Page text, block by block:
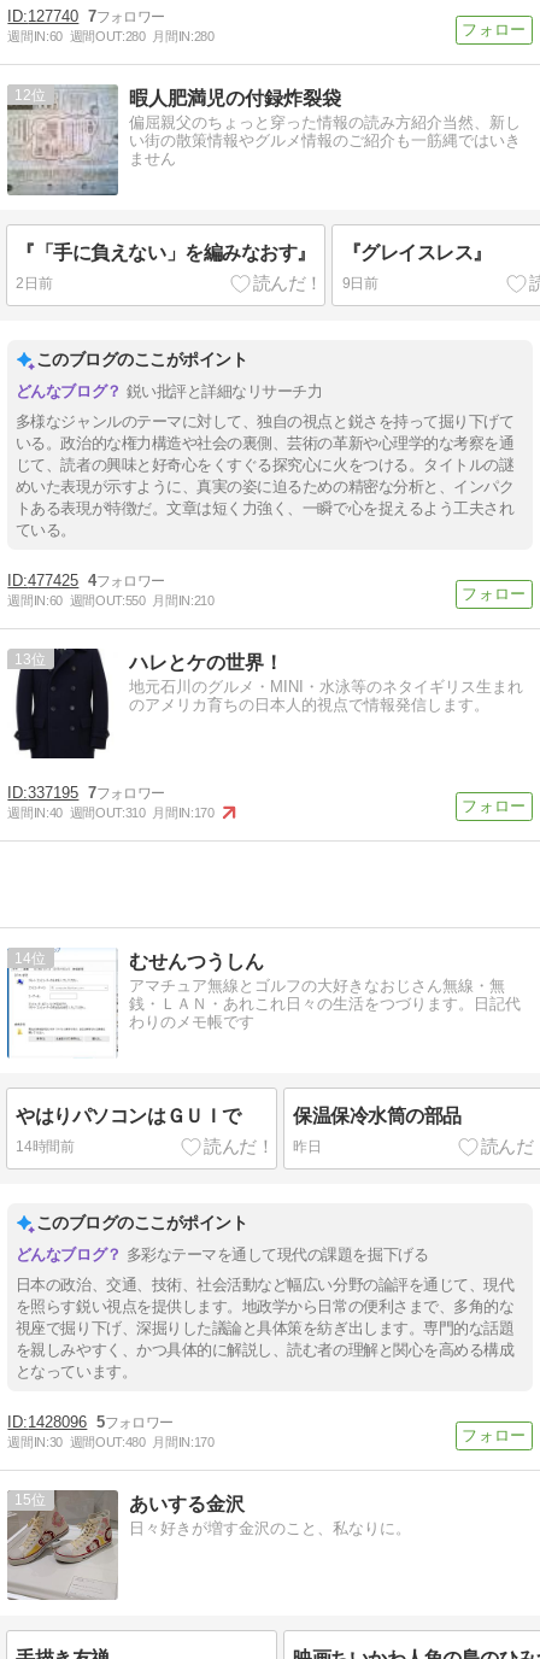
127740 7
週間IN:60 週間OUT:280 月間IN:280
12 暇人肥満児の付録炸裂袋
偏屈親父のちょっと穿った情報の読み方紹介当然、新し
い街の散策情報やグルメ情報のご紹介も一筋縄ではいき
ません
『「手に負えない」を編みなおす』
2日前
『グレイスレス』
9日前
このブログのここがポイント
鋭い批評と詳細なリサーチ力
多様なジャンルのテーマに対して、独自の視点と鋭さを持って掘り下げて
いる。政治的な権力構造や社会の裏側、芸術の革新や心理学的な考察を通
じて、読者の興味と好奇心をくすぐる探究心に火をつける。タイトルの謎
めいた表現が示すように、真実の姿に迫るための精密な分析と、インパク
トある表現が特徴だ。文章は短く力強く、一瞬で心を捉えるよう工夫され
ている。
477425 4
週間IN:60 週間OUT:550 月間IN:210
13 ハレとケの世界！
地元石川のグルメ・MINI・水泳等のネタイギリス生まれ
のアメリカ育ちの日本人的視点で情報発信します。
337195 7
週間IN:40 週間OUT:310 月間IN:170
14 むせんつうしん
アマチュア無線とゴルフの大好きなおじさん無線・無
銭・ＬＡＮ・あれこれ日々の生活をつづります。日記代
わりのメモ帳です
やはりパソコンはＧＵＩで
14時間前
保温保冷水筒の部品
昨日
このブログのここがポイント
多彩なテーマを通して現代の課題を掘下げる
日本の政治、交通、技術、社会活動など幅広い分野の論評を通じて、現代
を照らす鋭い視点を提供します。地政学から日常の便利さまで、多角的な
視座で掘り下げ、深掘りした議論と具体策を紡ぎ出します。専門的な話題
を親しみやすく、かつ具体的に解説し、読む者の理解と関心を高める構成
となっています。
1428096 5
週間IN:30 週間OUT:480 月間IN:170
15 あいする金沢
日々好きが増す金沢のこと、私なりに。